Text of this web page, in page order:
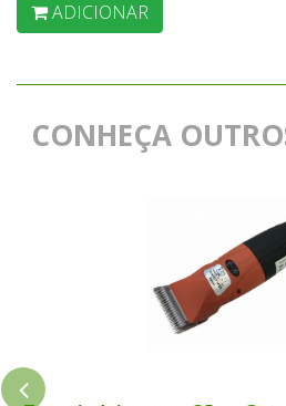
ADICIONAR
CONHEÇA